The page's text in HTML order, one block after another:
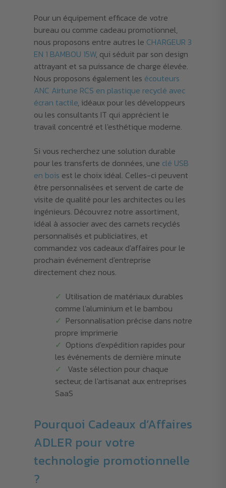
Pour un équipement efficace de votre
bureau ou comme cadeau promotionnel,
nous proposons entre autres le CHARGEUR 3
EN 1 BAMBOU 15W, qui séduit par son design
attrayant et sa puissance de charge élevée.
Nous proposons également les écouteurs
ANC Airtune RCS en plastique recyclé avec
écran tactile, idéaux pour les développeurs
ou les consultants IT qui apprécient le
travail concentré et l'esthétique moderne.
Si vous recherchez une solution durable
pour les transferts de données, une clé USB
en bois est le choix idéal. Celles-ci peuvent
être personnalisées et servent de carte de
visite de qualité pour les architectes ou les
ingénieurs. Découvrez notre assortiment,
idéal à associer avec des carnets recyclés
personnalisés et publiciatires, et
commandez vos cadeaux d'affaires pour le
prochain événement d'entreprise
directement chez nous.
Utilisation de matériaux durables
comme l'aluminium et le bambou
Personnalisation précise dans notre
propre imprimerie
Options d'expédition rapides pour
les événements de dernière minute
Vaste sélection pour chaque
secteur, de l'artisanat aux entreprises
SaaS
Pourquoi Cadeaux d’Affaires
ADLER pour votre
technologie promotionnelle
?